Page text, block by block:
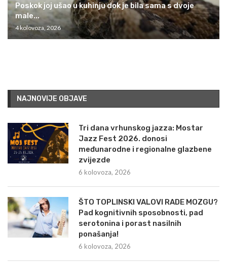
Poskok joj ušao u kuhinju dok je bila sama s dvoje
male...
4 kolovoza, 2026
NAJNOVIJE OBJAVE
Tri dana vrhunskog jazza: Mostar
Jazz Fest 2026. donosi
međunarodne i regionalne glazbene
zvijezde
6 kolovoza, 2026
ŠTO TOPLINSKI VALOVI RADE MOZGU?
Pad kognitivnih sposobnosti, pad
serotonina i porast nasilnih
ponašanja!
6 kolovoza, 2026